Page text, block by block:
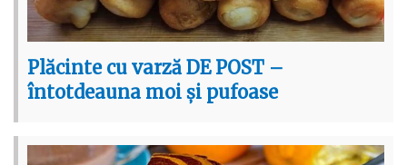
Plăcinte cu varză DE POST –
întotdeauna moi și pufoase